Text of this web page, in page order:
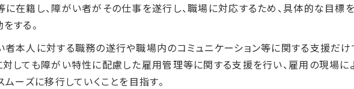
に在籍し、障がい者がその仕事を遂行し、職場に対応するため、具体的な目標
する。
者本人に対する職務の遂行や職場内のコミュニケーション等に関する支援だ
しても障がい特性に配慮した雇用管理等に関する支援を行い、雇用の現場に
ムーズに移行していくことを目指す。